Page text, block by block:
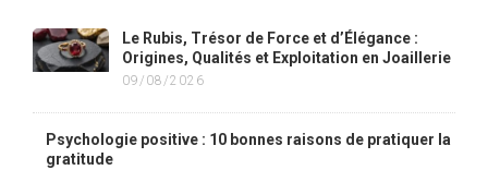
Le Rubis, Trésor de Force et d’Élégance :
Origines, Qualités et Exploitation en Joaillerie
09/08/2026
Psychologie positive : 10 bonnes raisons de pratiquer la
gratitude